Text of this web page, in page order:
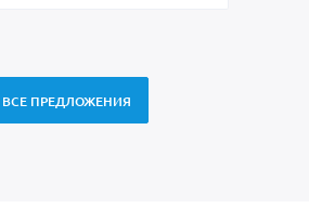
ВСЕ ПРЕДЛОЖЕНИЯ